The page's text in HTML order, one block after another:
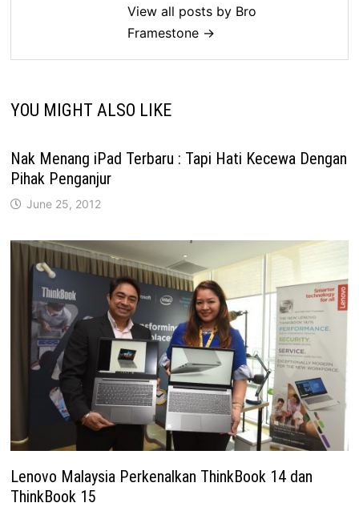
View all posts by Bro
Framestone →
YOU MIGHT ALSO LIKE
Nak Menang iPad Terbaru : Tapi Hati Kecewa Dengan
Pihak Penganjur
June 25, 2012
Lenovo Malaysia Perkenalkan ThinkBook 14 dan
ThinkBook 15